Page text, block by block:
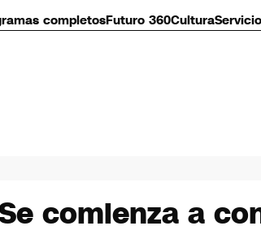
completosFuturo 360Cultura
comienza a